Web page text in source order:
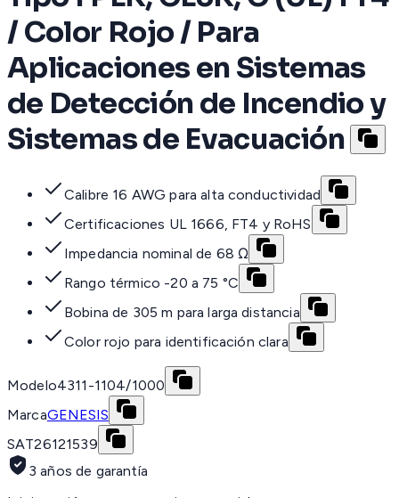
/ Color Rojo / Para
Aplicaciones en Sistemas
de Detección de Incendio y
Sistemas de Evacuación
Calibre 16 AWG para alta conductividad
Certificaciones UL 1666, FT4 y RoHS
Impedancia nominal de 68 Ω
Rango térmico -20 a 75 °C
Bobina de 305 m para larga distancia
Color rojo para identificación clara
Modelo4311-1104/1000
MarcaGENESIS
SAT26121539
3 años de garantía